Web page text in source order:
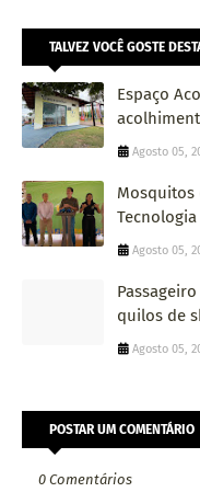
TALVEZ VOCÊ GOSTE
Espaço
Agosto 05,
Mosquitos
Agosto 05,
quilos de
Agosto 05,
POSTAR UM COMENTÁRIO
0 Comentários